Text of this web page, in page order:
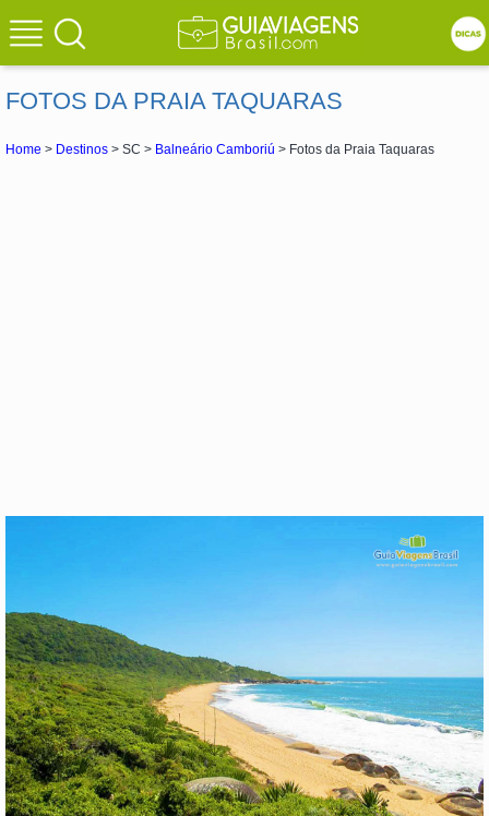
FOTOS DA PRAIA TAQUARAS
Home > Destinos > SC > Balneário Camboriú > Fotos da Praia Taquaras